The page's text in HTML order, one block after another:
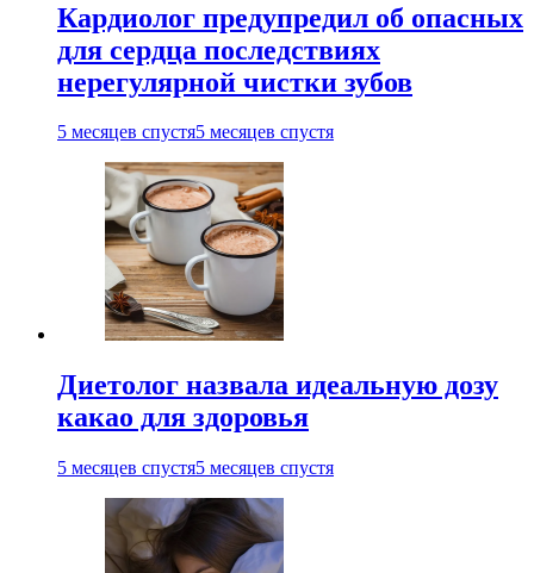
Кардиолог предупредил об опасных
для сердца последствиях
нерегулярной чистки зубов
5 месяцев спустя5 месяцев спустя
Диетолог назвала идеальную дозу
какао для здоровья
5 месяцев спустя5 месяцев спустя